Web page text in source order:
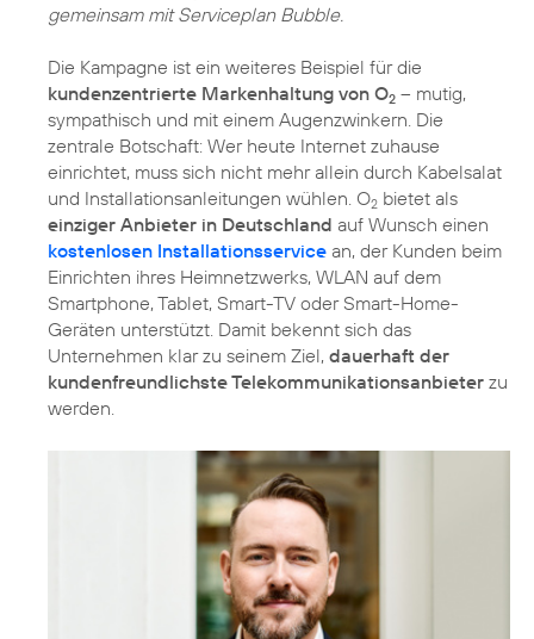
gemeinsam mit Serviceplan Bubble.
Die Kampagne ist ein weiteres Beispiel für die
kundenzentrierte Markenhaltung von O2 – mutig,
sympathisch und mit einem Augenzwinkern. Die
zentrale Botschaft: Wer heute Internet zuhause
einrichtet, muss sich nicht mehr allein durch Kabelsalat
und Installationsanleitungen wühlen. O2 bietet als
einziger Anbieter in Deutschland auf Wunsch einen
kostenlosen Installationsservice an, der Kunden beim
Einrichten ihres Heimnetzwerks, WLAN auf dem
Smartphone, Tablet, Smart-TV oder Smart-Home-
Geräten unterstützt. Damit bekennt sich das
Unternehmen klar zu seinem Ziel, dauerhaft der
kundenfreundlichste Telekommunikationsanbieter zu
werden.